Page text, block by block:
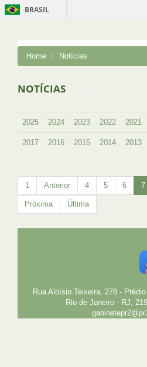
BRASIL
Home Notícias
NOTÍCIAS
2025 2024 2023 2022 2021
2017 2016 2015 2014 2013
1 Anterior 4 5 6 7
Próxima Última
PLANEJAMENTO E
GESTÃO E
Rua Aloísio Teixeira, 278 -
Rio de Janeiro - RJ,